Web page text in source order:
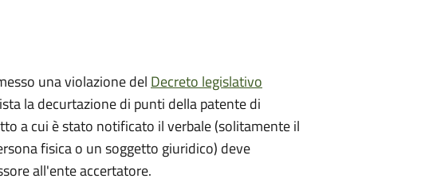
una violazione del Decreto legislativo
la decurtazione di punti della patente di
a cui è stato notificato il verbale (solitamente il
fisica o un soggetto giuridico) deve
all'ente accertatore.